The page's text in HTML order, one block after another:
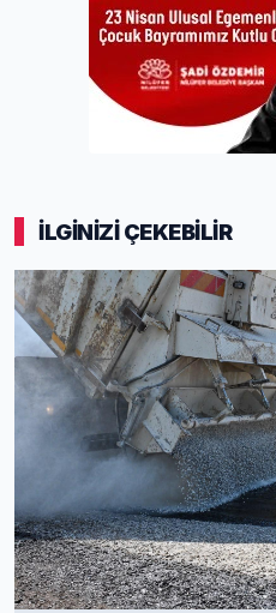
İLGİNİZİ ÇEKEBİLİR